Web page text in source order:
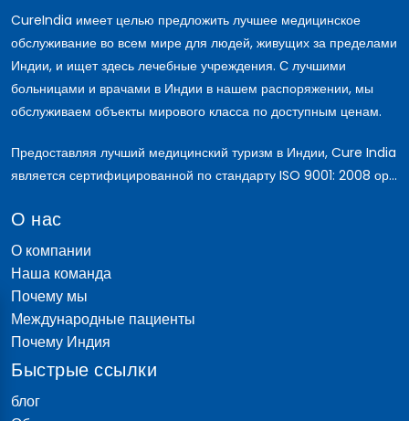
CureIndia имеет целью предложить лучшее медицинское
обслуживание во всем мире для людей, живущих за пределами
Индии, и ищет здесь лечебные учреждения. С лучшими
больницами и врачами в Индии в нашем распоряжении, мы
обслуживаем объекты мирового класса по доступным ценам.
Предоставляя лучший медицинский туризм в Индии, Cure India
является сертифицированной по стандарту ISO 9001: 2008 ор...
О нас
О компании
Наша команда
Почему мы
Международные пациенты
Почему Индия
Быстрые ссылки
блог